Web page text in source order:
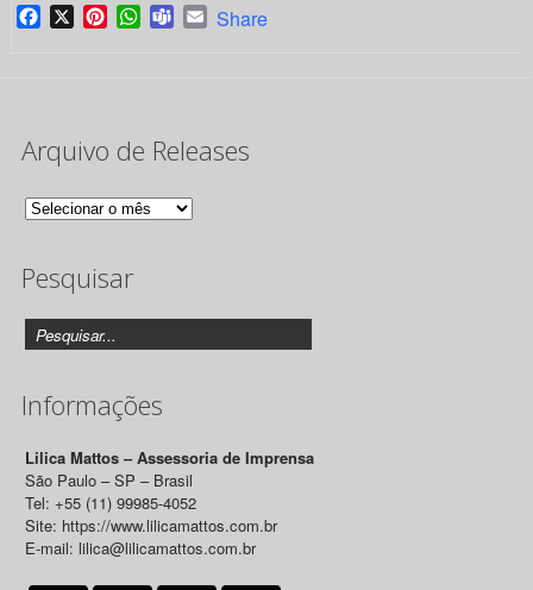
Facebook
X PinterestWhatsApp
TeamsEmail
Share
Arquivo de Releases
Arquivo
Releases
Pesquisar
Informações
Lilica Mattos – Assessoria de Imprensa
São Paulo – SP – Brasil
Tel: +55 (11) 99985-4052
Site: https://www.lilicamattos.com.br
E-mail: lilica@lilicamattos.com.br